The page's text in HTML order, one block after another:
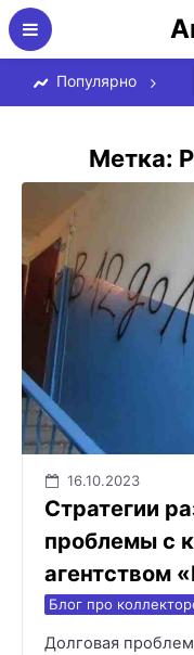
Перейти
содержимому
Популярно
Метка:
16.10.2023
Стратегии
проблемы с
агентством
Блог про
Долговая